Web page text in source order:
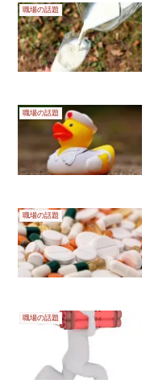
職場の話題
職場の話題
職場の話題
職場の話題